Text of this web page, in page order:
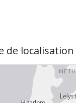
de localisation